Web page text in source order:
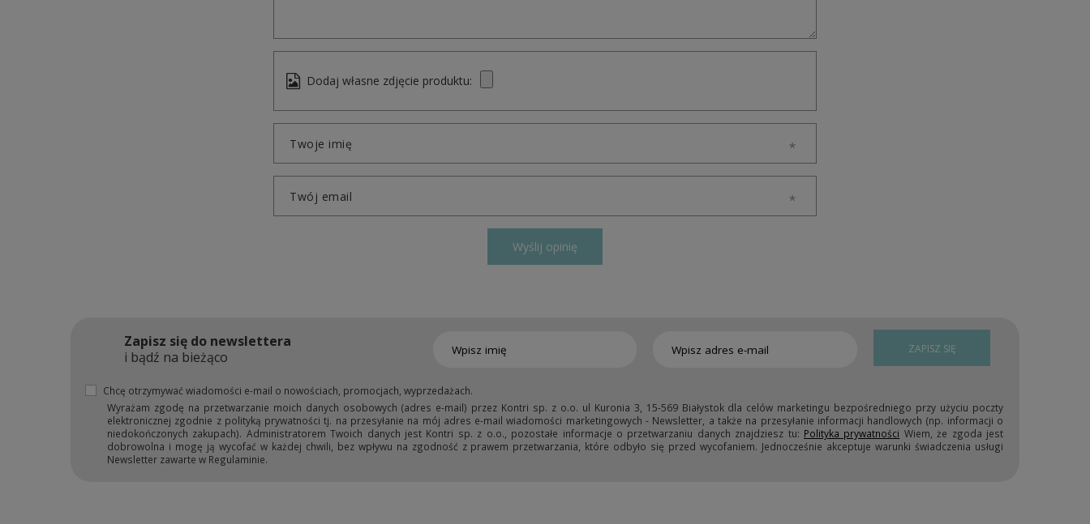
Dodaj własne zdjęcie produktu:
Twoje imię
Twój email
Wyślij opinię
Zapisz się do newslettera
i bądź na bieżąco
ZAPISZ SIĘ
Chcę otrzymywać wiadomości e-mail o nowościach, promocjach, wyprzedażach.
Wyrażam zgodę na przetwarzanie moich danych osobowych (adres e-mail) przez Kontri sp. z o.o. ul Kuronia 3, 15-569 Białystok dla celów marketingu bezpośredniego przy użyciu poczty
elektronicznej zgodnie z polityką prywatności tj. na przesyłanie na mój adres e-mail wiadomości marketingowych - Newsletter, a także na przesyłanie informacji handlowych (np. informacji o
niedokończonych zakupach). Administratorem Twoich danych jest Kontri sp. z o.o., pozostałe informacje o przetwarzaniu danych znajdziesz tu: Polityka prywatności Wiem, że zgoda jest
dobrowolna i mogę ją wycofać w każdej chwili, bez wpływu na zgodność z prawem przetwarzania, które odbyło się przed wycofaniem. Jednocześnie akceptuje warunki świadczenia usługi
Newsletter zawarte w Regulaminie.